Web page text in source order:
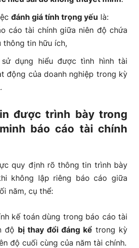
đánh giá tính trọng yếu là:
cáo tài chính giữa niên độ chứa
thông tin hữu ích,
dụng hiểu được tình hình tài
động của doanh nghiệp trong kỳ
được trình bày trong
báo cáo tài chính
quy định rõ thông tin trình bày
không lập riêng báo cáo giữa
năm, cụ thể:
kế toán dùng trong báo cáo tài
độ bị thay đổi đáng kể trong kỳ
độ cuối cùng của năm tài chính.